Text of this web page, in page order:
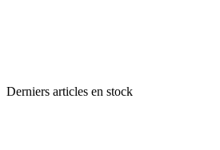
Derniers articles en stock